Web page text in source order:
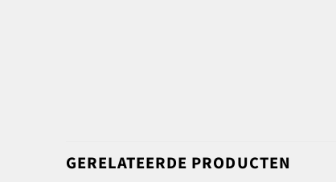
GERELATEERDE PRODUCTEN